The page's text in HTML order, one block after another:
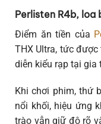
Perlisten R4b, loa
Điểm ăn tiền của
THX Ultra, tức
diễn kiểu rạp tại gia
Khi chơi phim, thứ
nổi khối, hiệu ứng
trào vẫn giữ độ rõ